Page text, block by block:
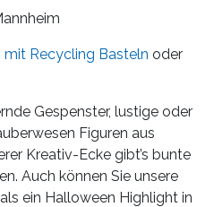
Recycling Basteln oder
Gespenster, lustige oder
Figuren aus
Kreativ-Ecke gibt’s bunte
Auch können Sie unsere
ein Halloween Highlight in